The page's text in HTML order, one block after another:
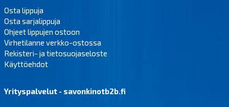
Osta lippuja
Osta sarjalippuja
Ohjeet lippujen ostoon
Virhetilanne verkko-ostossa
Rekisteri- ja tietosuojaseloste
Käyttöehdot
Yrityspalvelut - savonkinotb2b.fi